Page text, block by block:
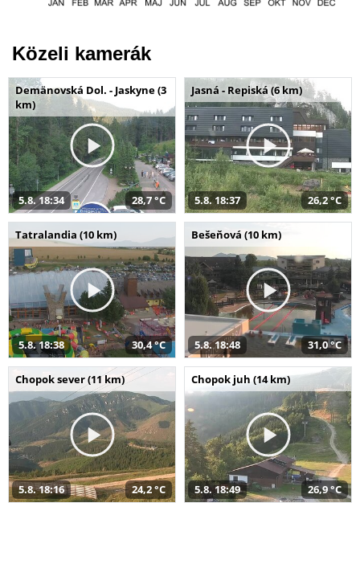
Közeli kamerák
Demänovská Dol. - Jaskyne (3
km)
5.8. 18:34 28,7 °C
Jasná - Repiská (6 km)
5.8. 18:37 26,2 °C
Tatralandia (10 km)
5.8. 18:38 30,4 °C
Bešeňová (10 km)
5.8. 18:48 31,0 °C
Chopok sever (11 km)
5.8. 18:16 24,2 °C
Chopok juh (14 km)
5.8. 18:49 26,9 °C